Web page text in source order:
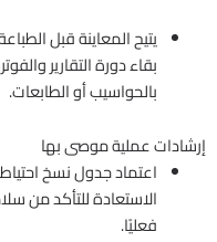
يتيح المعاينة قبل
بقاء دورة التقارير
بالحواسيب أو الطابعات.
إرشادات عملية موصى بها
اعتماد جدول نسخ
الاستعادة للتأكد من
فعليًا.